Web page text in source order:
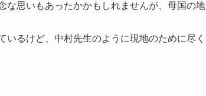
な思いもあったかかもしれませんが、母国の地
るけど、中村先生のように現地のために尽く